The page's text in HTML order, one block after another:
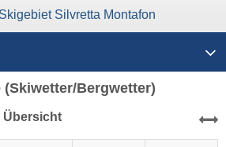
Skigebiet Silvretta Montafon
(Skiwetter/Bergwetter)
Übersicht